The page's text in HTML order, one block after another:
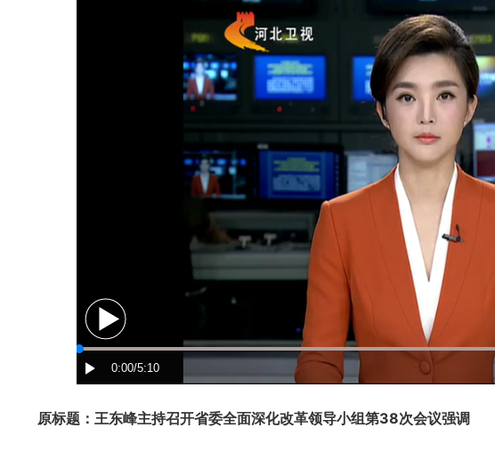
原标题：王东峰主持召开省委全面深化改革领导小组第38次会议强调